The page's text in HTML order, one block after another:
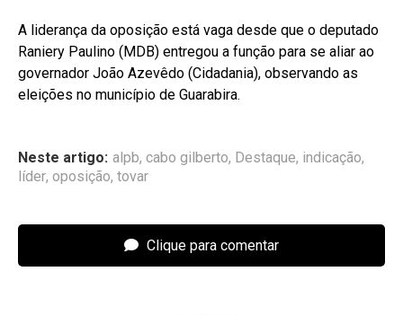
A liderança da oposição está vaga desde que o deputado
Raniery Paulino (MDB) entregou a função para se aliar ao
governador João Azevêdo (Cidadania), observando as
eleições no município de Guarabira.
Neste artigo: alpb, cabo gilberto, Destaque, indicação,
líder, oposição, tovar
Clique para comentar